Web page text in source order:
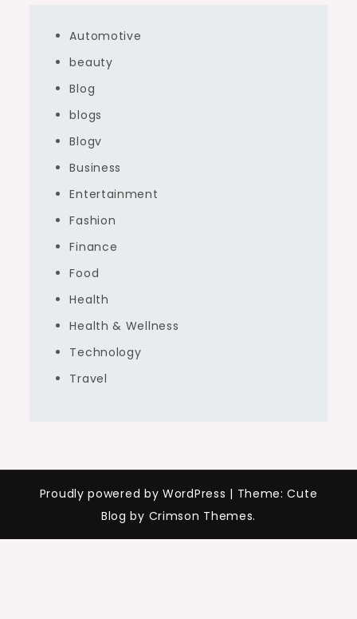
Automotive
beauty
Blog
blogs
Blogv
Business
Entertainment
Fashion
Finance
Food
Health
Health & Wellness
Technology
Travel
Proudly powered by WordPress | Theme: Cute
Blog by Crimson Themes.